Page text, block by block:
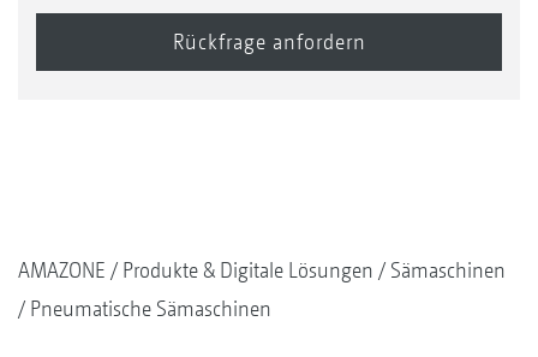
AMAZONE Produkte & Digitale Lösungen
Sämaschinen
Pneumatische Sämaschinen